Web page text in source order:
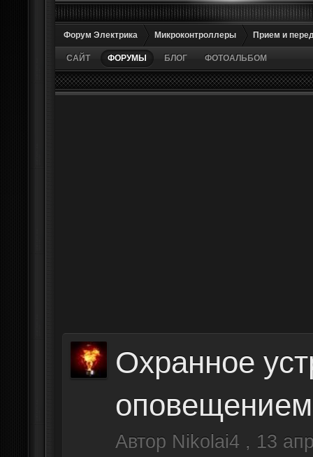
Форум Электрика Микроконтроллеры Прием и
САЙТ ФОРУМЫ БЛОГ ФОТОАЛЬБОМ
Охранное
Автор Nikolai4 , 13